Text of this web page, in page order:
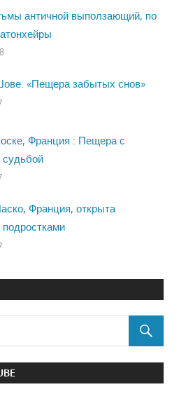
античной выползающий, по
«Пещера забытых снов»
Франция : Пещера с
судьбой
Франция, открыта